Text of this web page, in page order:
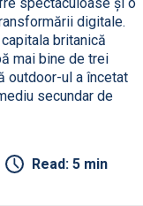
digitale.
britanică
mai bine de trei
outdoor-ul a încetat
secundar de
Read: 5 min